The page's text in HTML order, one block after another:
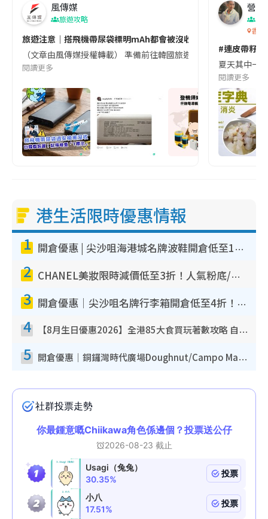
風傳媒
旅遊攻略
旅遊注意｜搭飛機帶尿袋標明mAh都會被沒收😱出發前切記檢查
（文章由風傳媒授權轉載） 準備前往韓國旅遊的民眾，近期要
閱讀更多
營養
香港
#連皮帶籽
夏天其中一
閱讀更多
港生活限時優惠情報
1 開倉優惠 | 尖沙咀海港城名牌波鞋開倉低至1折！On鞋$899起／Joy&Peace鞋履$98起
2 CHANEL美妝限時減價低至3折！人氣粉底/唇膏/精華液低至$275！COCO香水都有平
3 開倉優惠｜尖沙咀名牌行李箱開倉低至4折！一連5日 American Tourister/ace./Hallmark $200起！
4 【8月生日優惠2026】全港85大食買玩著數攻略 自助餐/火鍋放題同行免費＋誠品/DONKI送現金券
5 開倉優惠｜銅鑼灣時代廣場Doughnut/Campo Marzio開倉低至1折！背囊、書包、手袋劈價$200起